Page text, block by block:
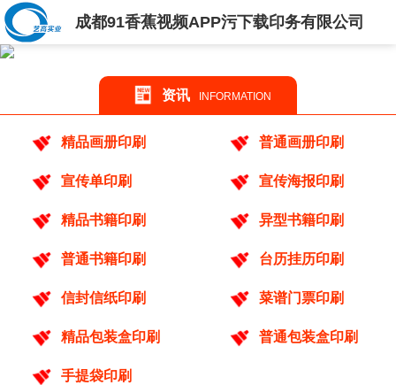
成都91香蕉视频APP污下载印务有限公司
资讯 INFORMATION
精品画册印刷 普通画册印刷
宣传单印刷 宣传海报印刷
精品书籍印刷 异型书籍印刷
普通书籍印刷 台历挂历印刷
信封信纸印刷 菜谱门票印刷
精品包装盒印刷 普通包装盒印刷
手提袋印刷